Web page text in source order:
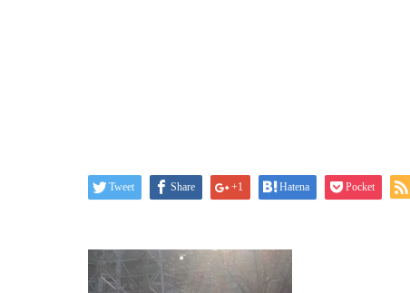
Tweet Share +1 Hatena Pocket